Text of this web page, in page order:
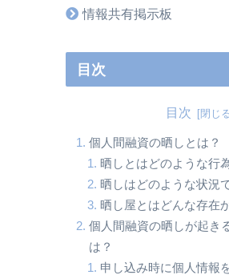
情報共有掲示板
目次
目次
個人間融資の晒しとは？
晒しとはどのような行
晒しはどのような状況
晒し屋とはどんな存在
個人間融資の晒しが起き
は？
申し込み時に個人情報